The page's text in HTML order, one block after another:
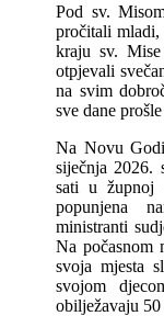
Pod sv.
pročitali mladi,
kraju sv.
otpjevali
na svim
sve dane
Na Novu
siječnja 2026.
sati u župnoj
popunjena
ministranti
Na počasnom
svoja mjesta
svojom
obilježavaju